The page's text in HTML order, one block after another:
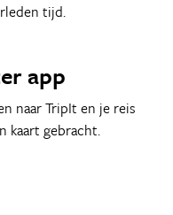
tijd.
app
naar TripIt en je reis
kaart gebracht.